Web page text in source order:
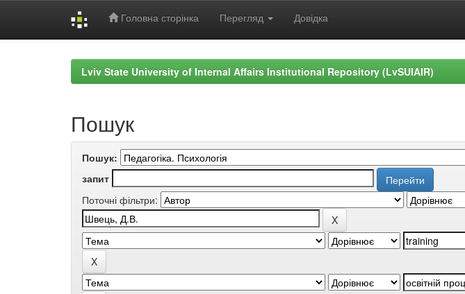
Головна сторінка Перегляд Довідка
Lviv State University of Internal Affairs Institutional Repository (LvSUIAIR)
Пошук
Пошук:
запит
Поточні фільтри: